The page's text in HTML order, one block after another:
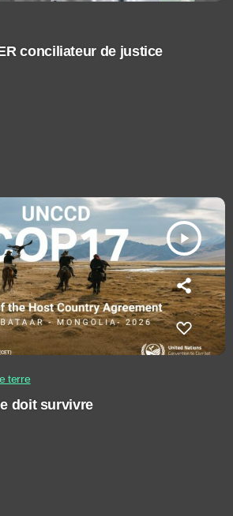
conciliateur de justice
play_arrow
terre
doit survivre